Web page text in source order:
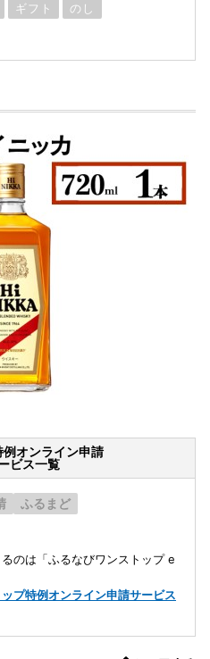
ギフト のし
オンライン申請
ビス一覧
ふるまど
のは「ふるなびワンストップ e
プ特例オンライン申請サービス